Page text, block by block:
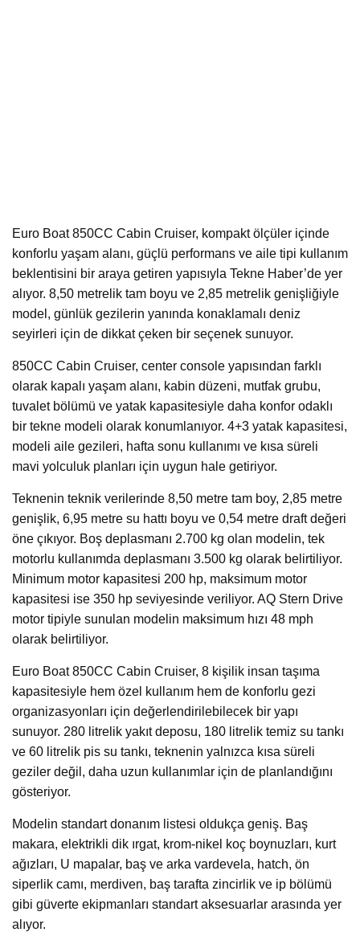
Euro Boat 850CC Cabin Cruiser, kompakt ölçüler içinde
konforlu yaşam alanı, güçlü performans ve aile tipi kullanım
beklentisini bir araya getiren yapısıyla Tekne Haber’de yer
alıyor. 8,50 metrelik tam boyu ve 2,85 metrelik genişliğiyle
model, günlük gezilerin yanında konaklamalı deniz
seyirleri için de dikkat çeken bir seçenek sunuyor.
850CC Cabin Cruiser, center console yapısından farklı
olarak kapalı yaşam alanı, kabin düzeni, mutfak grubu,
tuvalet bölümü ve yatak kapasitesiyle daha konfor odaklı
bir tekne modeli olarak konumlanıyor. 4+3 yatak kapasitesi,
modeli aile gezileri, hafta sonu kullanımı ve kısa süreli
mavi yolculuk planları için uygun hale getiriyor.
Teknenin teknik verilerinde 8,50 metre tam boy, 2,85 metre
genişlik, 6,95 metre su hattı boyu ve 0,54 metre draft değeri
öne çıkıyor. Boş deplasmanı 2.700 kg olan modelin, tek
motorlu kullanımda deplasmanı 3.500 kg olarak belirtiliyor.
Minimum motor kapasitesi 200 hp, maksimum motor
kapasitesi ise 350 hp seviyesinde veriliyor. AQ Stern Drive
motor tipiyle sunulan modelin maksimum hızı 48 mph
olarak belirtiliyor.
Euro Boat 850CC Cabin Cruiser, 8 kişilik insan taşıma
kapasitesiyle hem özel kullanım hem de konforlu gezi
organizasyonları için değerlendirilebilecek bir yapı
sunuyor. 280 litrelik yakıt deposu, 180 litrelik temiz su tankı
ve 60 litrelik pis su tankı, teknenin yalnızca kısa süreli
geziler değil, daha uzun kullanımlar için de planlandığını
gösteriyor.
Modelin standart donanım listesi oldukça geniş. Baş
makara, elektrikli dik ırgat, krom-nikel koç boynuzları, kurt
ağızları, U mapalar, baş ve arka vardevela, hatch, ön
siperlik camı, merdiven, baş tarafta zincirlik ve ip bölümü
gibi güverte ekipmanları standart aksesuarlar arasında yer
alıyor.